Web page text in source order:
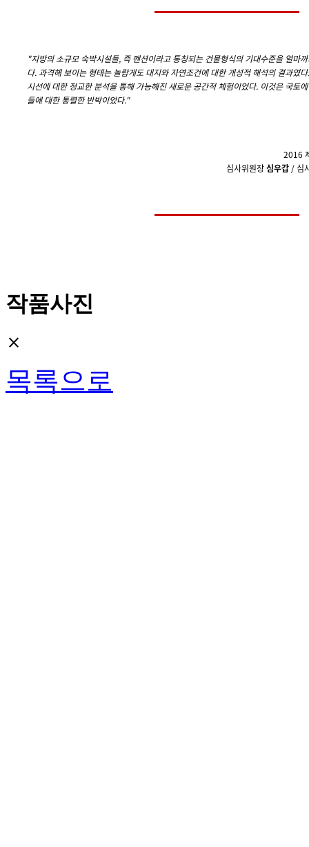
"지방의 소규모 숙박시설들, 즉 펜션이라고 통칭되는 건물형식의 기대수준을 얼마
다. 과격해 보이는 형태는 놀랍게도 대지와 자연조건에 대한 개성적 해석의 결과였
시선에 대한 정교한 분석을 통해 가능해진 새로운 공간적 체험이었다. 이것은 국토
들에 대한 통렬한 반박이었다."
2016
심사위원장심우갑 / 심
작품사진
close
목록으로